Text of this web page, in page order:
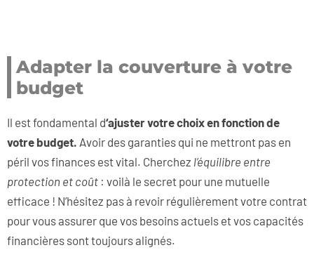
Adapter la couverture à votre
budget
Il est fondamental d‘ajuster votre choix en fonction de
votre budget. Avoir des garanties qui ne mettront pas en
péril vos finances est vital. Cherchez l’équilibre entre
protection et coût : voilà le secret pour une mutuelle
efficace ! N’hésitez pas à revoir régulièrement votre contrat
pour vous assurer que vos besoins actuels et vos capacités
financières sont toujours alignés.